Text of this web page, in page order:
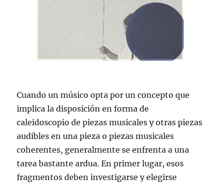
Cuando un músico opta por un concepto que
implica la disposición en forma de
caleidoscopio de piezas musicales y otras piezas
audibles en una pieza o piezas musicales
coherentes, generalmente se enfrenta a una
tarea bastante ardua. En primer lugar, esos
fragmentos deben investigarse y elegirse